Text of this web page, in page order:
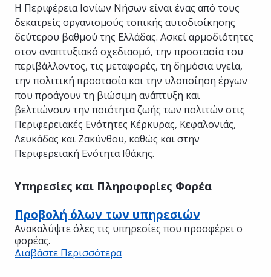
Η Περιφέρεια Ιονίων Νήσων είναι ένας από τους
δεκατρείς οργανισμούς τοπικής αυτοδιοίκησης
δεύτερου βαθμού της Ελλάδας. Ασκεί αρμοδιότητες
στον αναπτυξιακό σχεδιασμό, την προστασία του
περιβάλλοντος, τις μεταφορές, τη δημόσια υγεία,
την πολιτική προστασία και την υλοποίηση έργων
που προάγουν τη βιώσιμη ανάπτυξη και
βελτιώνουν την ποιότητα ζωής των πολιτών στις
Περιφερειακές Ενότητες Κέρκυρας, Κεφαλονιάς,
Λευκάδας και Ζακύνθου, καθώς και στην
Περιφερειακή Ενότητα Ιθάκης.
Υπηρεσίες και Πληροφορίες Φορέα
Προβολή όλων των υπηρεσιών
Ανακαλύψτε όλες τις υπηρεσίες που προσφέρει ο
φορέας.
Διαβάστε Περισσότερα